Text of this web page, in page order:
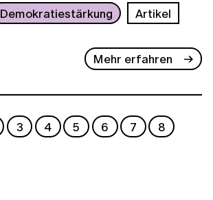
Demokratiestärkung Artikel
Mehr erfahren
3 4 5 6 7
8